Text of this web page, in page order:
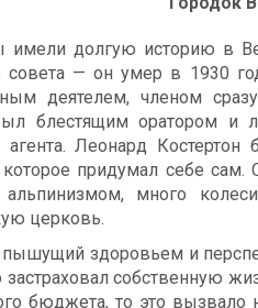
имели долгую историю в
совета — он умер в 1930
деятелем, членом
блестящим оратором и
агента. Леонард
придумал себе сам.
альпинизмом, много
церковь.
пышущий здоровьем и
застраховал собственную
бюджета, то это вызвало